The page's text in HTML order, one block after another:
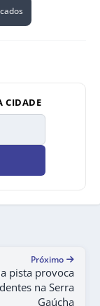
CIDADE
Próximo
pista provoca
na Serra
Gaúcha